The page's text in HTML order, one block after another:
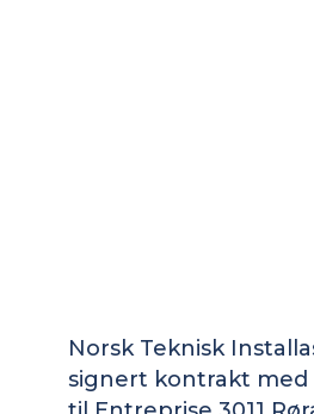
Norsk Teknisk
signert kontrakt med